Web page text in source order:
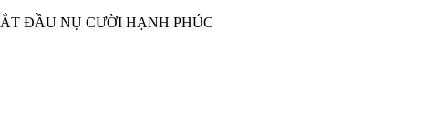
ĐẦU NỤ CƯỜI HẠNH PHÚC